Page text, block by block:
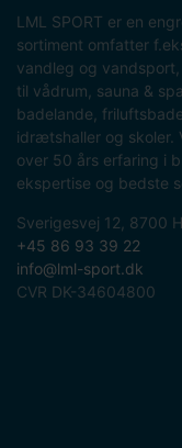
LML SPORT er en
sortiment omfatter
vandleg og
til vådrum, sauna &
badelande,
idrætshaller og skoler.
over 50 års erfaring i
ekspertise og bedste
Sverigesvej 12, 8700
+45 86 93 39 22
info@lml-sport.dk
CVR DK-34604800